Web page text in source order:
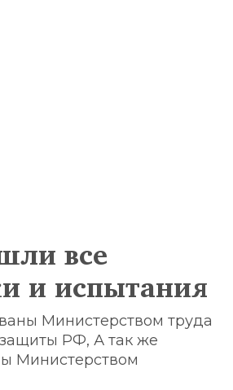
все
и испытания
Министерством труда
РФ, А так же
Министерством